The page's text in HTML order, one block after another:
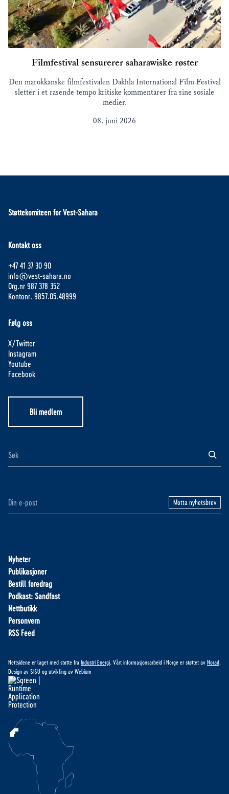
Filmfestival sensurerer saharawiske røster
Den marokkanske filmfestivalen Dakhla International Film Festival
sletter i et rasende tempo kritiske kommentarer fra sine sosiale
medier.
08. juni 2026
Støttekomiteen for Vest-Sahara
Kontakt oss
+47 41 37 30 90
info@vest-sahara.no
Org.nr 987 378 352
Kontonr. 9857.05.48999
Følg oss
X/Twitter
Instagram
Youtube
Facebook
Bli medlem
Motta nyhetsbrev
Nyheter
Publikasjoner
Bestill foredrag
Podkast: Sandfast
Nettbutikk
Personvern
RSS Feed
Nettsidene er laget med støtte fra Industri Energi . Vårt informasjonsarbeid i Norge er støttet av Norad
Design av SISU og utvikling av Webium